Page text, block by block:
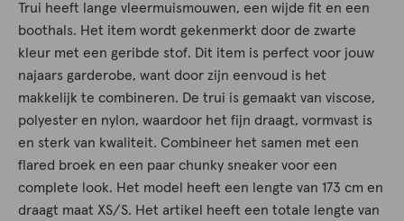
Trui heeft lange vleermuismouwen, een wijde fit en een
boothals. Het item wordt gekenmerkt door de zwarte
kleur met een geribde stof. Dit item is perfect voor jouw
najaars garderobe, want door zijn eenvoud is het
makkelijk te combineren. De trui is gemaakt van viscose,
polyester en nylon, waardoor het fijn draagt, vormvast is
en sterk van kwaliteit. Combineer het samen met een
flared broek en een paar chunky sneaker voor een
complete look. Het model heeft een lengte van 173 cm en
draagt maat XS/S. Het artikel heeft een totale lengte van